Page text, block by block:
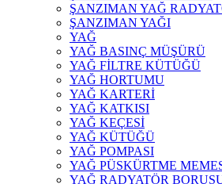
ŞANZIMAN YAĞ
ŞANZIMAN YAĞI
YAĞ
YAĞ BASINÇ MÜŞÜRÜ
YAĞ FİLTRE KÜTÜĞÜ
YAĞ HORTUMU
YAĞ KARTERİ
YAĞ KATKISI
YAĞ KEÇESİ
YAĞ KÜTÜĞÜ
YAĞ POMPASI
YAĞ PÜSKÜRTME
YAĞ RADYATÖR